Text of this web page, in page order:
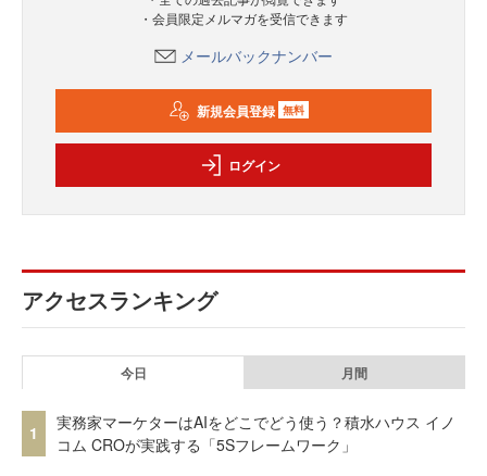
・会員限定メルマガを受信できます
メールバックナンバー
新規会員登録 無料
ログイン
アクセスランキング
今日 月間
1
実務家マーケターはAIをどこでどう使う？積水ハウス イノ
コム CROが実践する「5Sフレームワーク」